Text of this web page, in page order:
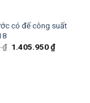
có đế công suất
₫ 1.405.950₫